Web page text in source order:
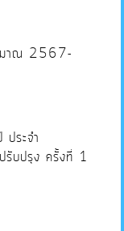
มาณ 2567-
ระจำ
บปรุง ครั้งที่ 1